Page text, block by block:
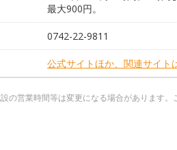
最大900円。
0742-22-9811
公式サイトほか、関連サイト
の営業時間等は変更になる場合があります。